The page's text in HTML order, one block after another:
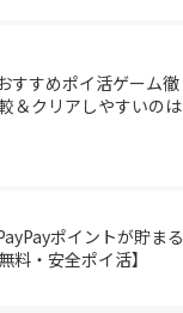
すすめポイ活ゲーム徹
＆クリアしやすいのは
ポイントが貯まる
料・安全ポイ活】